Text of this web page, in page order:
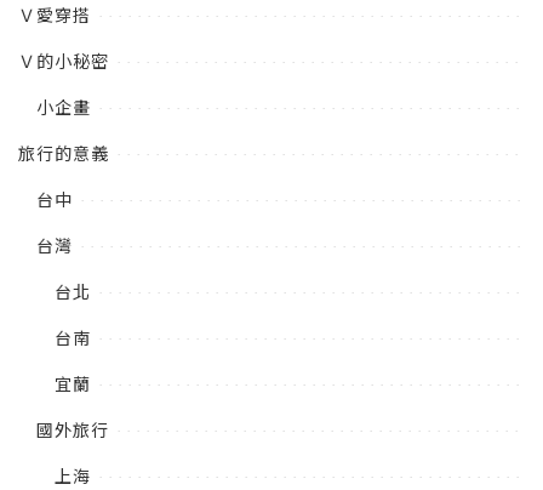
Ｖ愛穿搭
Ｖ的小秘密
小企畫
旅行的意義
台中
台灣
台北
台南
宜蘭
國外旅行
上海